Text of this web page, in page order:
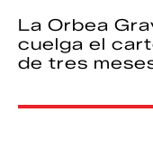
La Orbea
cuelga el
de tres